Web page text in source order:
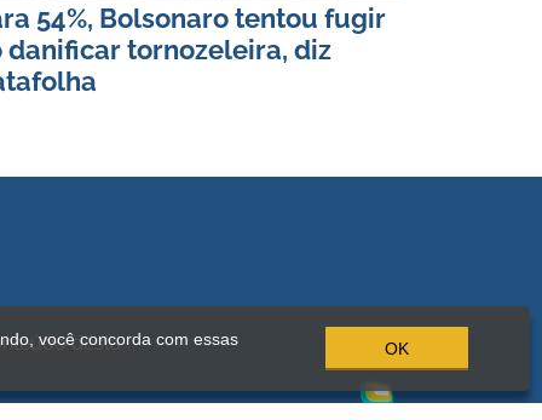
54%, Bolsonaro tentou fugir
danificar tornozeleira, diz
desta
você concorda com essas
OK